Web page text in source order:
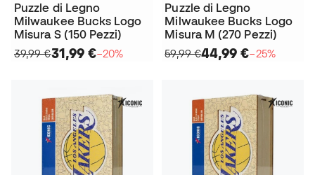
Puzzle di Legno
Milwaukee Bucks Logo
Misura S (150 Pezzi)
39,99 €31,99 €−20%
Puzzle di Legno
Milwaukee Bucks Logo
Misura M (270 Pezzi)
59,99 €44,99 €−25%